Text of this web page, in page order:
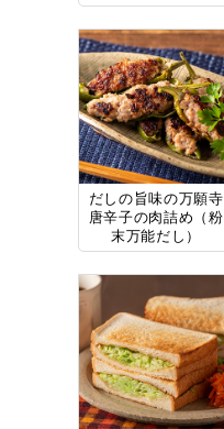
だしの旨味の万願寺
唐辛子の肉詰め（粉
末万能だし）